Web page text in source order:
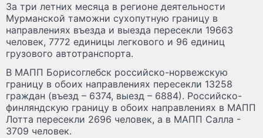
За три летних месяца в регионе деятельности
Мурманской таможни сухопутную границу в
направлениях въезда и выезда пересекли 19663
человек, 7772 единицы легкового и 96 единиц
грузового автотранспорта.
В МАПП Борисоглебск российско-норвежскую
границу в обоих направлениях пересекли 13258
граждан (въезд – 6374, выезд – 6884). Российско-
финляндскую границу в обоих направлениях в МАПП
Лотта пересекли 2696 человек, а в МАПП Салла -
3709 человек.